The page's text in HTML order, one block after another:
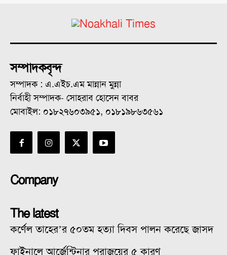
সম্পাদকবৃন্দ
সম্পাদক : এ.এইচ.এম মান্নান মুন্না
নির্বাহী সম্পাদক- সোহরাব হোসেন বাবর
মোবাইল: ০১৮২৭৬০৩৯৫১, ০১৮১৯৮৬৩৫৬১
Company
The latest
কর্ণেল তাহের’র ৫০তম হত্যা দিবস পালন করেছে জাসদ
ফাইনালে আর্জেন্টিনার পরাজয়ের ৫ কারণ